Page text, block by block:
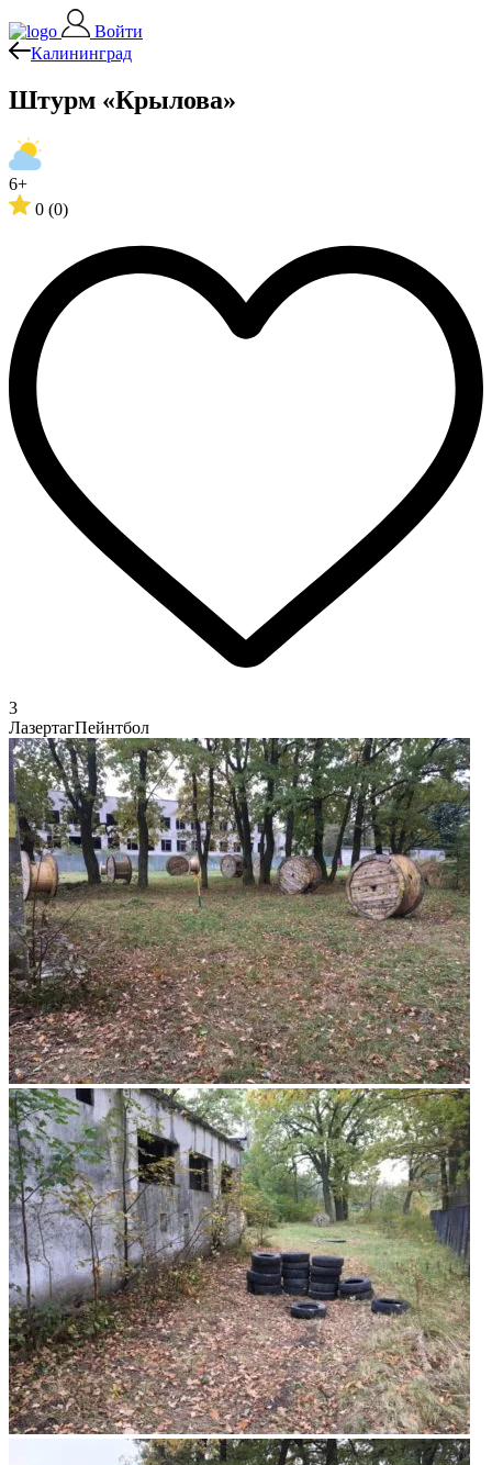
Войти
Калининград
Штурм «Крылова»
6+
0 (0)
3
ЛазертагПейнтбол